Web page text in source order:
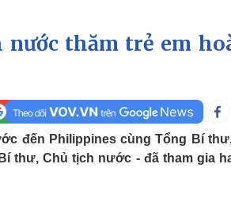
sống đó đây
sơ
Ảnh
E-Magazine
thao
đá
Lịch thi đấu bóng đá
Ô tô - Xe máy
Ô tô
thăm trẻ em
đến Philippines cùng Tổng Bí
thư, Chủ tịch nước - đã tham gia